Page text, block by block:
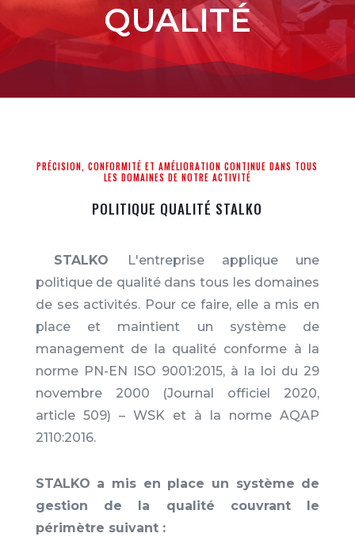
QUALITÉ
PRÉCISION, CONFORMITÉ ET AMÉLIORATION CONTINUE DANS TOUS
LES DOMAINES DE NOTRE ACTIVITÉ
POLITIQUE QUALITÉ STALKO
STALKO
L'entreprise applique une
politique de qualité dans tous les domaines
de ses activités. Pour ce faire, elle a mis en
place et maintient un système de
management de la qualité conforme à la
norme PN-EN ISO 9001:2015, à la loi du 29
novembre 2000 (Journal officiel 2020,
article 509) – WSK et à la norme AQAP
2110:2016.
STALKO a mis en place un système de
gestion de la qualité couvrant le
périmètre suivant :